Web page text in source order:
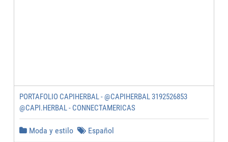
PORTAFOLIO CAPIHERBAL - @CAPIHERBAL 3192526853
@CAPI.HERBAL - CONNECTAMERICAS
Moda y estilo Español